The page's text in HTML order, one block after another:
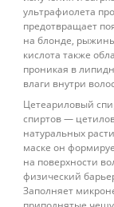
ультрафиолета
предотвращает
на блонде,
кислота также
проникая в
влаги внутри
Цетеариловый
спиртов —
натуральных
маске он
на поверхности
физический
Заполняет